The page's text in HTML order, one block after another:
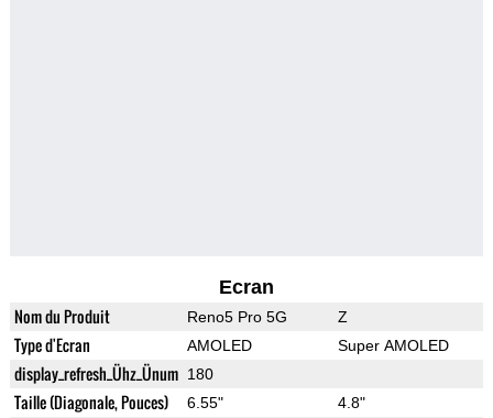
Ecran
Nom du Produit Reno5 Pro 5G Z
Type d'Ecran AMOLED Super AMOLED
display_refresh_Ühz_Ünum 180
Taille (Diagonale, Pouces) 6.55" 4.8"